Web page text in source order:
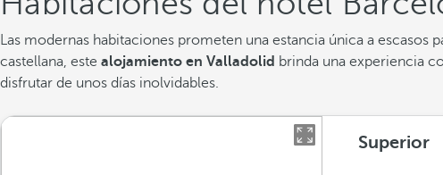
Las modernas habitaciones prometen una estancia única a
castellana, este alojamiento en Valladolid brinda una experiencia
disfrutar de unos días inolvidables.
Superior